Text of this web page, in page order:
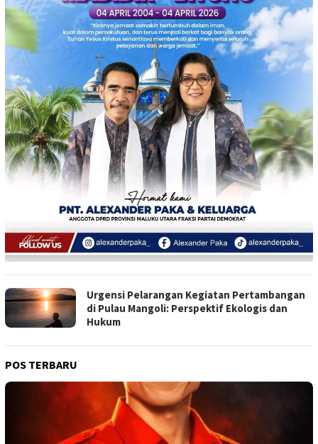
Urgensi Pelarangan Kegiatan Pertambangan
di Pulau Mangoli: Perspektif Ekologis dan
Hukum
POS TERBARU